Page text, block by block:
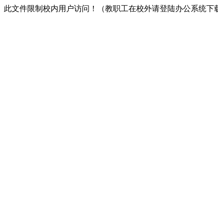
此文件限制校内用户访问！（教职工在校外请登陆办公系统下